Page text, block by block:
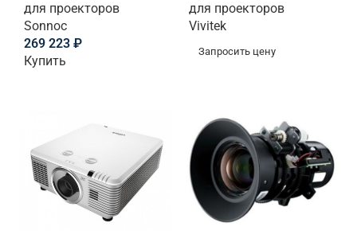
для проекторов
Sonnoc
269 223 ₽
Купить
для проекторов
Vivitek
Запросить цену